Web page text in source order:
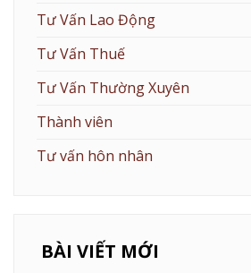
Tư Vấn Lao Động
Tư Vấn Thuế
Tư Vấn Thường Xuyên
Thành viên
Tư vấn hôn nhân
BÀI VIẾT MỚI